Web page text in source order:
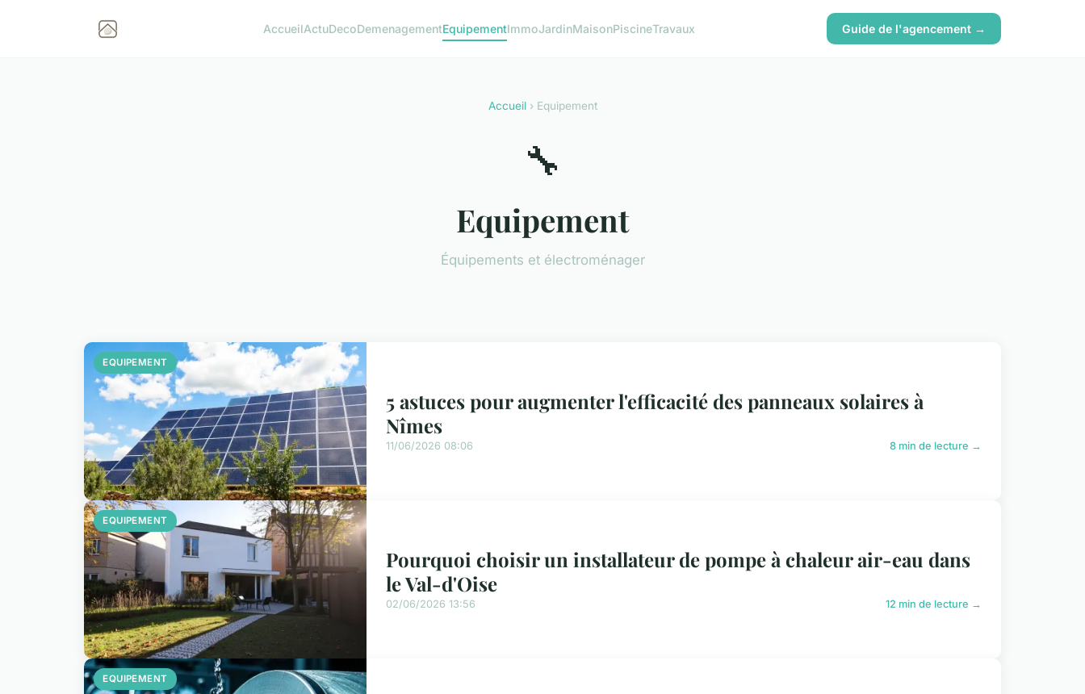
AccueilActuDecoDemenagementEquipementImmoJardinMaisonPiscineTravaux Guide de l'agencement →
Accueil› Equipement
🔧
Equipement
Équipements et électroménager
EQUIPEMENT
5 astuces pour augmenter l'efficacité des panneaux solaires à
Nîmes
11/06/2026 08:06 8 min de lecture →
EQUIPEMENT
Pourquoi choisir un installateur de pompe à chaleur air-eau dans
le Val-d'Oise
02/06/2026 13:56 12 min de lecture →
EQUIPEMENT